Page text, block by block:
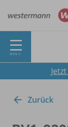
MENÜ
Zurück